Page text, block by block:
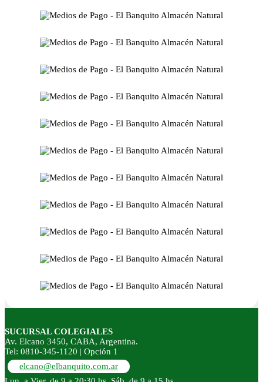
SUCURSAL COLEGIALES
Av. Elcano 3450, CABA, Argentina.
Tel: 0810-345-1120 | Opción 1
elcano@elbanquito.com.ar